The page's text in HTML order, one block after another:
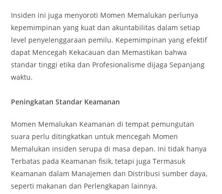
Insiden ini juga menyoroti Momen Memalukan perlunya
kepemimpinan yang kuat dan akuntabilitas dalam setiap
level penyelenggaraan pemilu. Kepemimpinan yang efektif
dapat Mencegah Kekacauan dan Memastikan bahwa
standar tinggi etika dan Profesionalisme dijaga Sepanjang
waktu.
Peningkatan Standar Keamanan
Momen Memalukan Keamanan di tempat pemungutan
suara perlu ditingkatkan untuk mencegah Momen
Memalukan insiden serupa di masa depan. Ini tidak hanya
Terbatas pada Keamanan fisik, tetapi juga Termasuk
Keamanan dalam Manajemen dan Distribusi sumber daya,
seperti makanan dan Perlengkapan lainnya.